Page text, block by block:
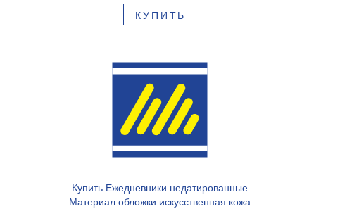
КУПИТЬ
Купить Ежедневники недатированные
Материал обложки искусственная кожа